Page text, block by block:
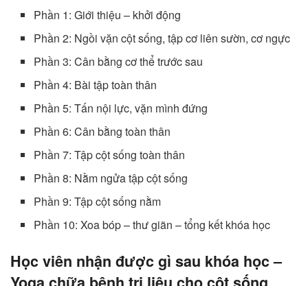
Phần 1: Giới thiệu – khởi động
Phần 2: Ngồi vặn cột sống, tập cơ liên sườn, cơ ngực
Phần 3: Cân bằng cơ thể trước sau
Phần 4: Bài tập toàn thân
Phần 5: Tấn nội lực, vặn mình đứng
Phần 6: Cân bằng toàn thân
Phần 7: Tập cột sống toàn thân
Phần 8: Nằm ngửa tập cột sống
Phần 9: Tập cột sống nằm
Phần 10: Xoa bóp – thư giãn – tổng kết khóa học
Học viên nhận được gì sau khóa học –